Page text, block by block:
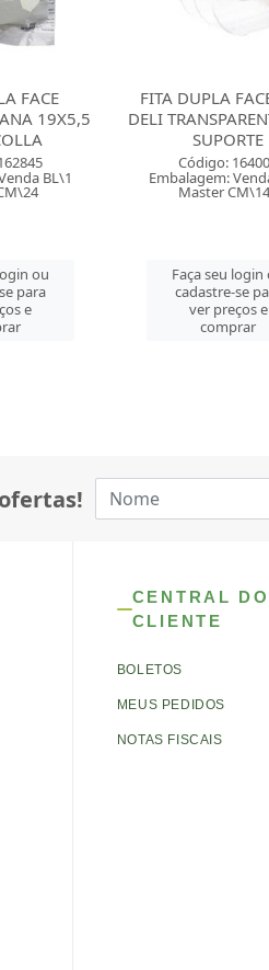
18X6
COM
CT\1
ou
para
e
FITA DUPLA
CARPETE
AMARELA
Código:
Embalagem:
Master
Faça seu login
cadastre-se
ver preços e
comprar
CENTRAL DO
CLIENTE
BOLETOS
MEUS PEDIDOS
NOTAS FISCAIS